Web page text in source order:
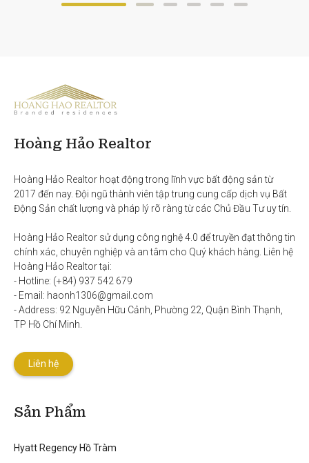
Hoàng Hảo Realtor
Hoàng Hảo Realtor hoạt động trong lĩnh vực bất động sản từ
2017 đến nay. Đội ngũ thành viên tập trung cung cấp dịch vụ Bất
Động Sản chất lượng và pháp lý rõ ràng từ các Chủ Đầu Tư uy tín.
Hoàng Hảo Realtor sử dụng công nghệ 4.0 để truyền đạt thông tin
chính xác, chuyên nghiệp và an tâm cho Quý khách hàng. Liên hệ
Hoàng Hảo Realtor tại:
- Hotline: (+84) 937 542 679
- Email: haonh1306@gmail.com
- Address: 92 Nguyễn Hữu Cảnh, Phường 22, Quận Bình Thạnh,
TP Hồ Chí Minh.
Liên hệ
Sản Phẩm
Hyatt Regency Hồ Tràm